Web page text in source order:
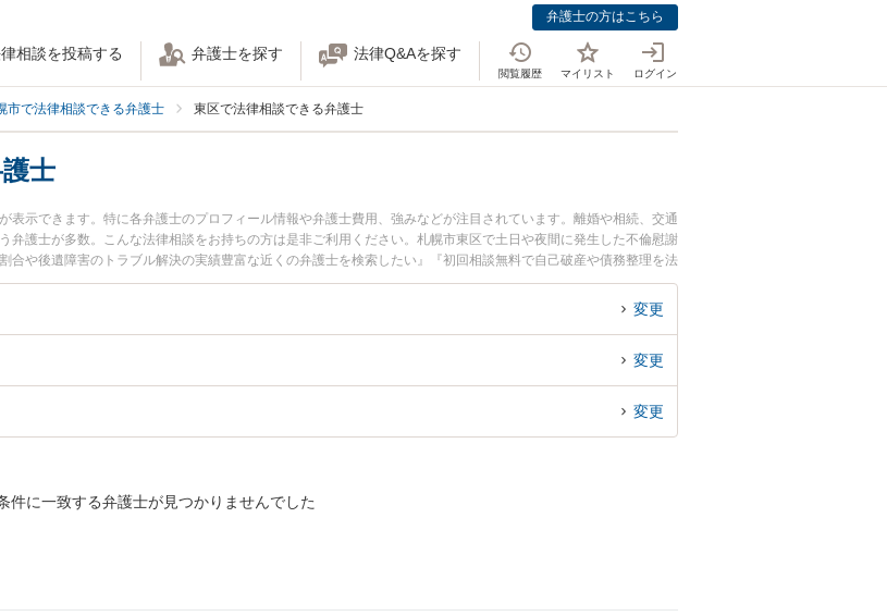
弁護士の方はこちら
相談を投稿する 弁護士を探す 法律Q&Aを探す
閲覧履歴 マイリスト ログイン
市で法律相談できる弁護士 東区で法律相談できる弁護士
士
表示できます。特に各弁護士のプロフィール情報や弁護士費用、強みなどが注目されています。離婚や相続、交通
弁護士が多数。こんな法律相談をお持ちの方は是非ご利用ください。札幌市東区で土日や夜間に発生した不倫慰謝
合や後遺障害のトラブル解決の実績豊富な近くの弁護士を検索したい』『初回相談無料で自己破産や債務整理を法
困りの相談者さんにおすすめです。
変更
変更
変更
件に一致する弁護士が見つかりませんでした